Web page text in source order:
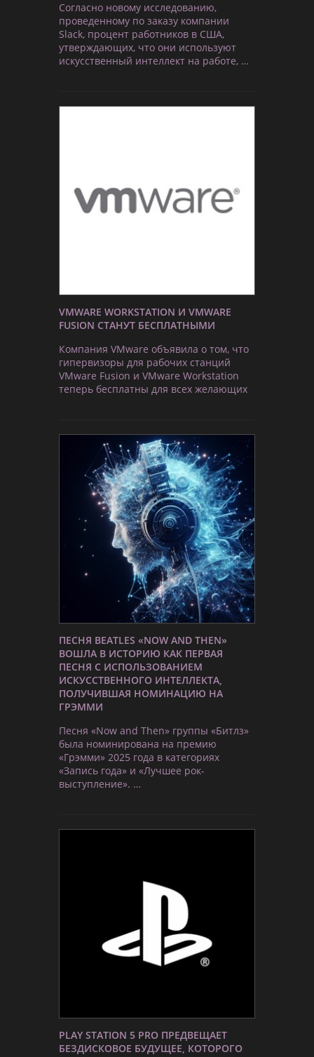
Согласно новому исследованию,
проведенному по заказу компании
Slack, процент работников в США,
утверждающих, что они используют
искусственный интеллект на работе, …
VMWARE WORKSTATION И VMWARE
FUSION СТАНУТ БЕСПЛАТНЫМИ
Компания VMware объявила о том, что
гипервизоры для рабочих станций
VMware Fusion и VMware Workstation
теперь бесплатны для всех желающих
ПЕСНЯ BEATLES «NOW AND THEN»
ВОШЛА В ИСТОРИЮ КАК ПЕРВАЯ
ПЕСНЯ С ИСПОЛЬЗОВАНИЕМ
ИСКУССТВЕННОГО ИНТЕЛЛЕКТА,
ПОЛУЧИВШАЯ НОМИНАЦИЮ НА
ГРЭММИ
Песня «Now and Then» группы «Битлз»
была номинирована на премию
«Грэмми» 2025 года в категориях
«Запись года» и «Лучшее рок-
выступление». …
PLAY STATION 5 PRO ПРЕДВЕЩАЕТ
БЕЗДИСКОВОЕ БУДУЩЕЕ, КОТОРОГО